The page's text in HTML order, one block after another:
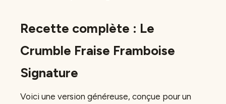
Recette complète : Le
Crumble Fraise Framboise
Signature
Voici une version généreuse, conçue pour un